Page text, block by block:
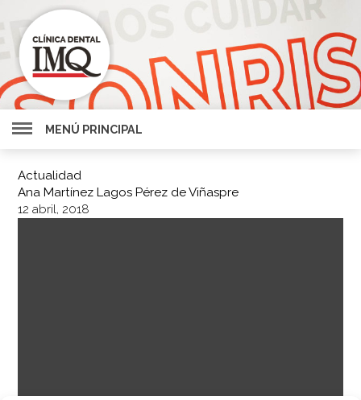
MENÚ PRINCIPAL
Actualidad
Ana Martínez Lagos Pérez de Viñaspre
12 abril, 2018